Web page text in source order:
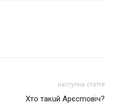
наступна стаття
Хто такuй Арєсmовіч?